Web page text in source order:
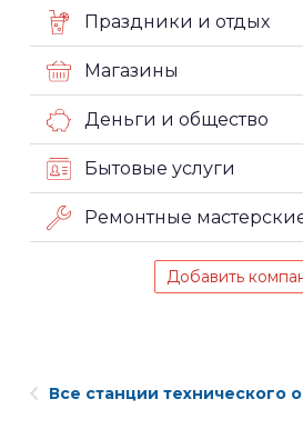
Праздники и отдых
Магазины
Деньги и общество
Бытовые услуги
Ремонтные
Добавить
Все станции технического